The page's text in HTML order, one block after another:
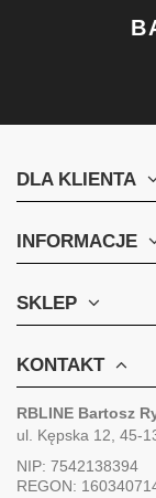
DLA KLIENTA
INFORMACJE
SKLEP
KONTAKT
RBLINE Bartosz
ul. Kępska 12, 45-
NIP: 7542138394
REGON: